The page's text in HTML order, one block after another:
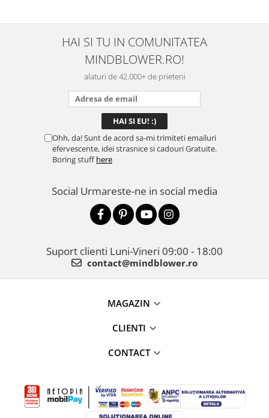
este sigură, fără scurgeri. O
folosesc aproape zilnic la
serviciu și sunt foarte
mulțumită.
HAI SI TU IN COMUNITATEA
MINDBLOWER.RO!
alaturi de 42.000+ de prieteni
Ohh, da! Sunt de acord sa-mi trimiteti emailuri
efervescente, idei strasnice si cadouri Gratuite.
Boring stuffhere
Social Urmareste-ne in social media
Suport clienti Luni-Vineri 09:00 - 18:00
contact@mindblower.ro
MAGAZIN
CLIENTI
CONTACT